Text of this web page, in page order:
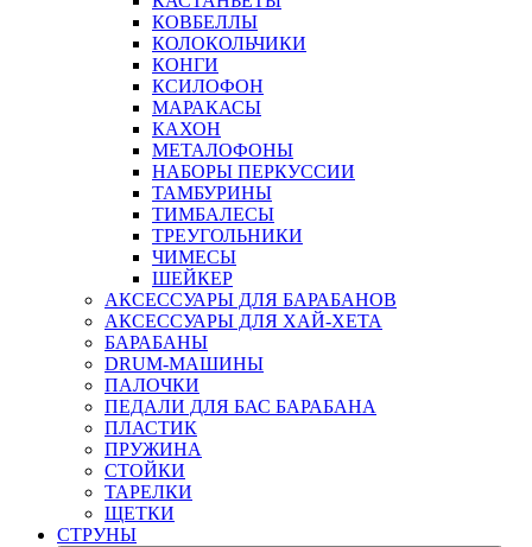
КОВБЕЛЛЫ
КОЛОКОЛЬЧИКИ
КОНГИ
КСИЛОФОН
МАРАКАСЫ
КАХОН
МЕТАЛОФОНЫ
НАБОРЫ ПЕРКУССИИ
ТАМБУРИНЫ
ТИМБАЛЕСЫ
ТРЕУГОЛЬНИКИ
ЧИМЕСЫ
ШЕЙКЕР
АКСЕССУАРЫ ДЛЯ БАРАБАНОВ
АКСЕССУАРЫ ДЛЯ ХАЙ-ХЕТА
БАРАБАНЫ
DRUM-МАШИНЫ
ПАЛОЧКИ
ПЕДАЛИ ДЛЯ БАС БАРАБАНА
ПЛАСТИК
ПРУЖИНА
СТОЙКИ
ТАРЕЛКИ
ЩЕТКИ
СТРУНЫ